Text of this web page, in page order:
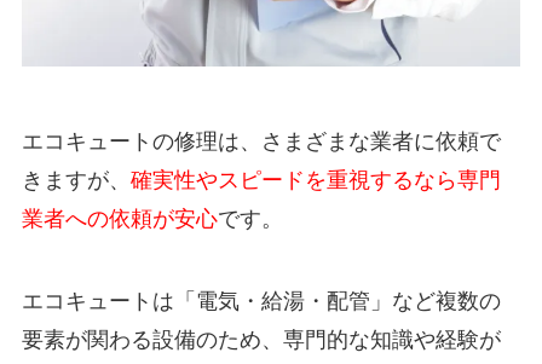
エコキュートの修理は、さまざまな業者に依頼で
きますが、 確実性やスピードを重視するなら専門
業者への依頼が安心です。
エコキュートは「電気・給湯・配管」など複数の
要素が関わる設備のため、専門的な知識や経験が